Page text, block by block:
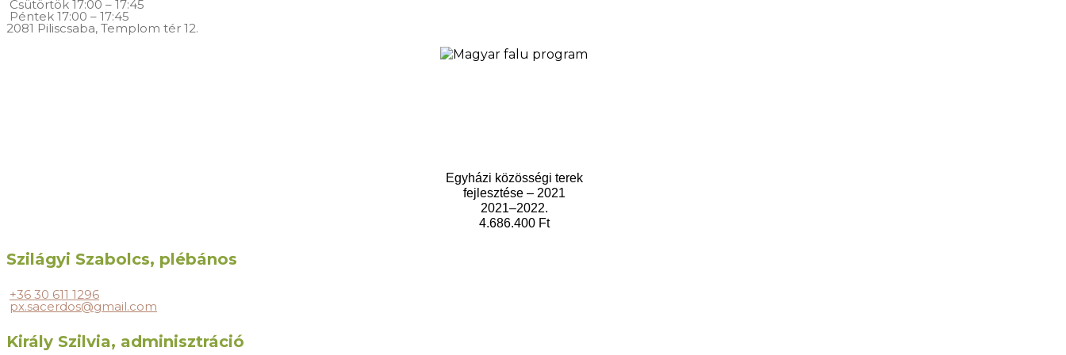
Csütörtök 17:00 – 17:45
Péntek 17:00 – 17:45
2081 Piliscsaba, Templom tér 12.
Egyházi közösségi terek
fejlesztése – 2021
2021–2022.
4.686.400 Ft
Szilágyi Szabolcs, plébános
+36 30 611 1296
px.sacerdos@gmail.com
Király Szilvia, adminisztráció